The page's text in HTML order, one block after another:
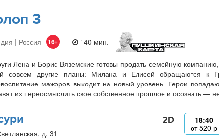
3
| Россия 16+ 140 мин.
Лена и Борис Вяземские готовы продать семейную компанию,
совсем другие планы: Милана и Елисей обращаются к
мажоров выходит на новый уровень! Герои
их переосмыслить свое собственное прошлое и осознать —
д. 31
2D
18:40
от520 р